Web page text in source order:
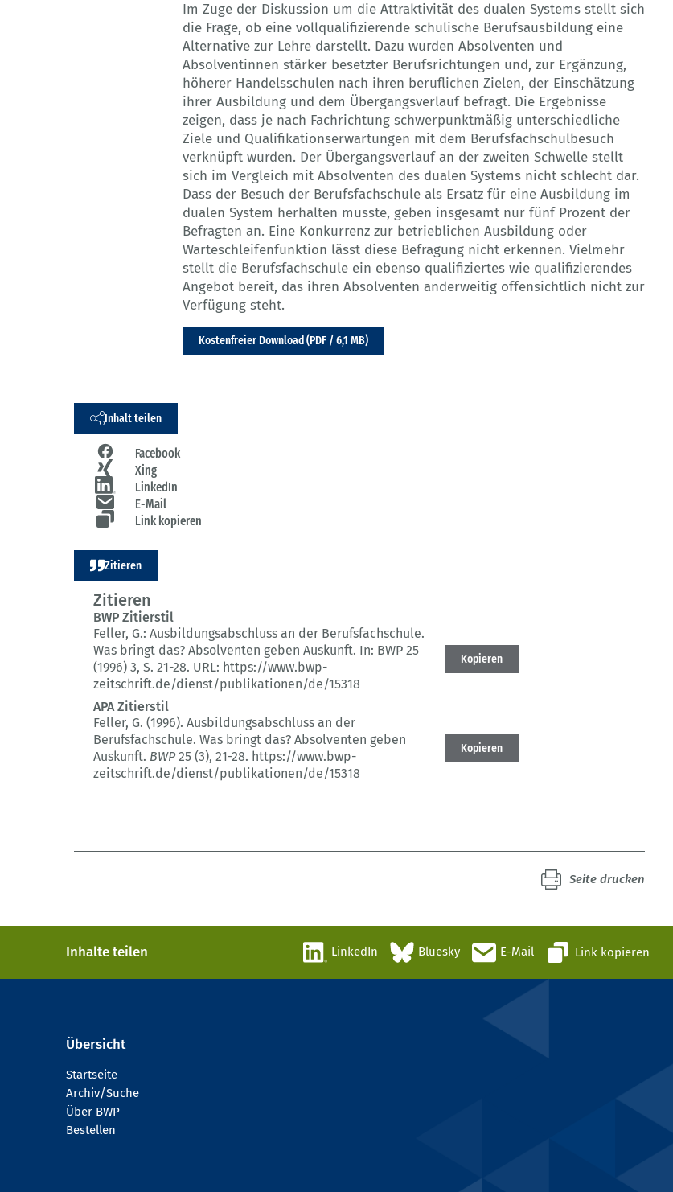
Im Zuge der Diskussion um die Attraktivität des dualen Systems stellt sich
die Frage, ob eine vollqualifizierende schulische Berufsausbildung eine
Alternative zur Lehre darstellt. Dazu wurden Absolventen und
Absolventinnen stärker besetzter Berufsrichtungen und, zur Ergänzung,
höherer Handelsschulen nach ihren beruflichen Zielen, der Einschätzung
ihrer Ausbildung und dem Übergangsverlauf befragt. Die Ergebnisse
zeigen, dass je nach Fachrichtung schwerpunktmäßig unterschiedliche
Ziele und Qualifikationserwartungen mit dem Berufsfachschulbesuch
verknüpft wurden. Der Übergangsverlauf an der zweiten Schwelle stellt
sich im Vergleich mit Absolventen des dualen Systems nicht schlecht dar.
Dass der Besuch der Berufsfachschule als Ersatz für eine Ausbildung im
dualen System herhalten musste, geben insgesamt nur fünf Prozent der
Befragten an. Eine Konkurrenz zur betrieblichen Ausbildung oder
Warteschleifenfunktion lässt diese Befragung nicht erkennen. Vielmehr
stellt die Berufsfachschule ein ebenso qualifiziertes wie qualifizierendes
Angebot bereit, das ihren Absolventen anderweitig offensichtlich nicht zur
Verfügung steht.
Kostenfreier Download (PDF / 6,1 MB)
Inhalt teilen
Facebook
Xing
LinkedIn
E-Mail
Link kopieren
Zitieren
Zitieren
BWP Zitierstil
Feller, G.: Ausbildungsabschluss an der Berufsfachschule.
Was bringt das? Absolventen geben Auskunft. In: BWP 25
(1996) 3, S. 21-28. URL: https://www.bwp-
zeitschrift.de/dienst/publikationen/de/15318
Kopieren
APA Zitierstil
Feller, G. (1996). Ausbildungsabschluss an der
Berufsfachschule. Was bringt das? Absolventen geben
Auskunft. BWP25 (3), 21-28. https://www.bwp-
zeitschrift.de/dienst/publikationen/de/15318
Kopieren
Seite drucken
Inhalte teilen LinkedIn Bluesky E-Mail Link kopieren
Übersicht
Startseite
Archiv/Suche
Über BWP
Bestellen